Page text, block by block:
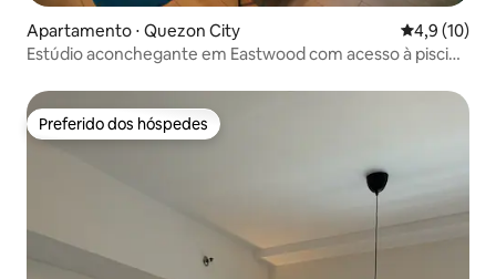
Apartamento ⋅ Quezon City 4,9 de uma
4,9 (10)
Estúdio aconchegante em Eastwood com acesso à piscina
Preferido dos hóspedes
Preferido dos hóspedes